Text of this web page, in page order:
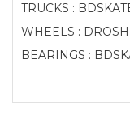
TRUCKS :
WHEELS :
BEARINGS :